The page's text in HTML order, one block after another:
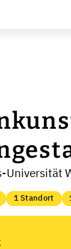
Universität
1 Standort